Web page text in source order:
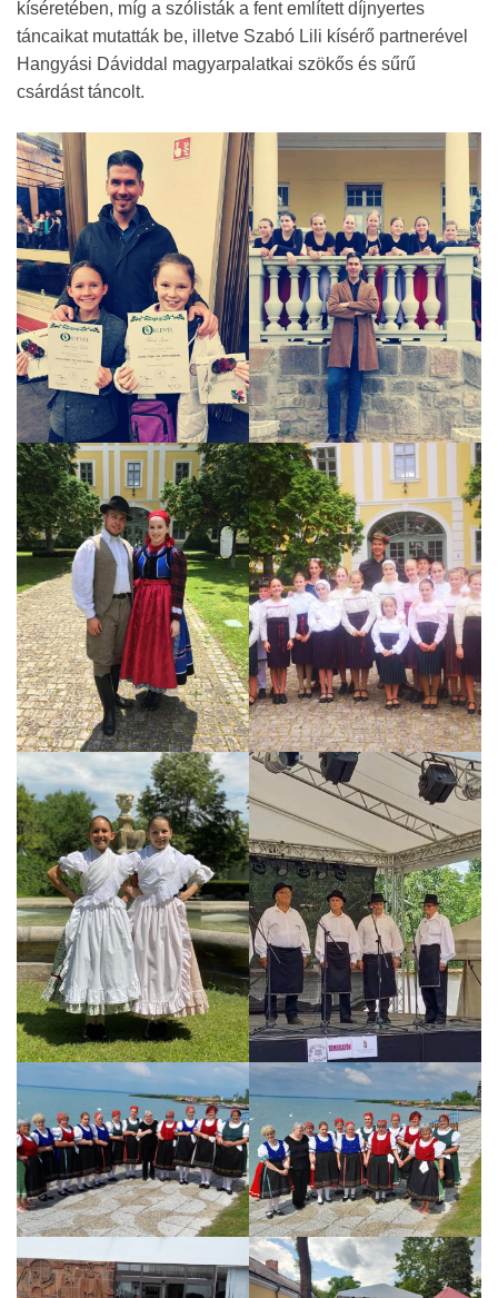
kíséretében, míg a szólisták a fent említett díjnyertes
táncaikat mutatták be, illetve Szabó Lili kísérő partnerével
Hangyási Dáviddal magyarpalatkai szökős és sűrű
csárdást táncolt.